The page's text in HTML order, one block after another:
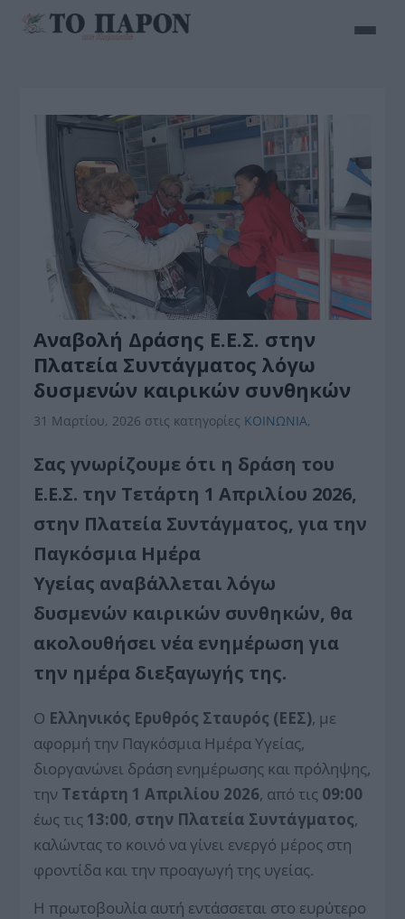
Αναβολή Δράσης Ε.Ε.Σ. στην
Πλατεία Συντάγματος λόγω
δυσμενών καιρικών συνθηκών
31 Μαρτίου, 2026 στις κατηγορίες ΚΟΙΝΩΝΙΑ,
Σας γνωρίζουμε ότι η δράση του
Ε.Ε.Σ. την Τετάρτη 1 Απριλίου 2026,
στην Πλατεία Συντάγματος, για την
Παγκόσμια Ημέρα
Υγείας αναβάλλεται λόγω
δυσμενών καιρικών συνθηκών, θα
ακολουθήσει νέα ενημέρωση για
την ημέρα διεξαγωγής της.
Ο Ελληνικός Ερυθρός Σταυρός (ΕΕΣ), με
αφορμή την Παγκόσμια Ημέρα Υγείας,
διοργανώνει δράση ενημέρωσης και πρόληψης,
την Τετάρτη 1 Απριλίου 2026, από τις 09:00
έως τις 13:00, στην Πλατεία Συντάγματος,
καλώντας το κοινό να γίνει ενεργό μέρος στη
φροντίδα και την προαγωγή της υγείας.
Η πρωτοβουλία αυτή εντάσσεται στο ευρύτερο